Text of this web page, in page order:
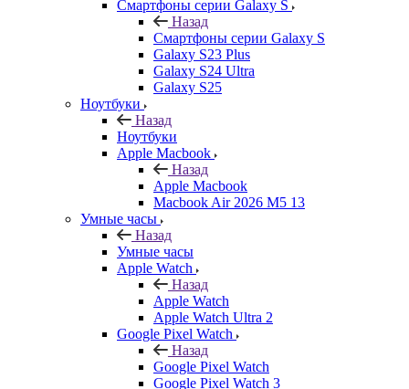
Смартфоны серии Galaxy S
Назад
Смартфоны серии Galaxy S
Galaxy S23 Plus
Galaxy S24 Ultra
Galaxy S25
Ноутбуки
Назад
Ноутбуки
Apple Macbook
Назад
Apple Macbook
Macbook Air 2026 M5 13
Умные часы
Назад
Умные часы
Apple Watch
Назад
Apple Watch
Apple Watch Ultra 2
Google Pixel Watch
Назад
Google Pixel Watch
Google Pixel Watch 3